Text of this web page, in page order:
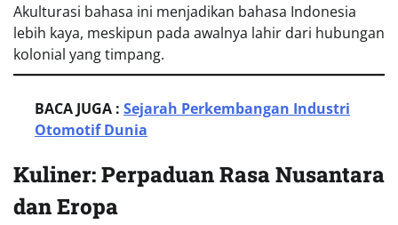
Akulturasi bahasa ini menjadikan bahasa Indonesia
lebih kaya, meskipun pada awalnya lahir dari hubungan
kolonial yang timpang.
BACA JUGA : Sejarah Perkembangan Industri
Otomotif Dunia
Kuliner: Perpaduan Rasa Nusantara
dan Eropa